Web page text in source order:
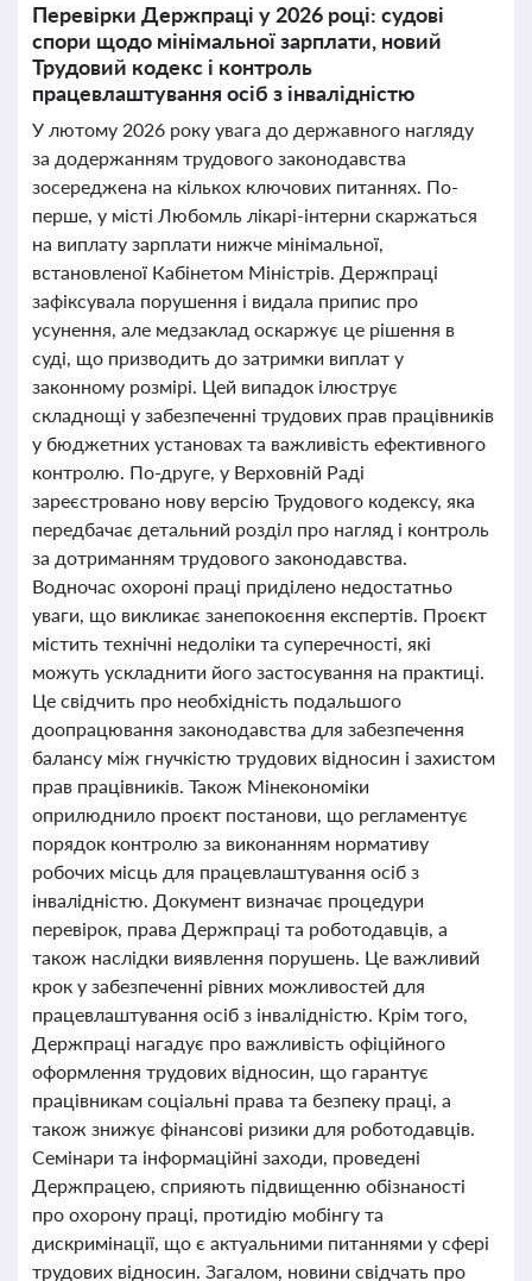
Перевірки Держпраці у 2026 році: судові
спори щодо мінімальної зарплати, новий
Трудовий кодекс і контроль
працевлаштування осіб з інвалідністю
У лютому 2026 року увага до державного нагляду
за додержанням трудового законодавства
зосереджена на кількох ключових питаннях. По-
перше, у місті Любомль лікарі-інтерни скаржаться
на виплату зарплати нижче мінімальної,
встановленої Кабінетом Міністрів. Держпраці
зафіксувала порушення і видала припис про
усунення, але медзаклад оскаржує це рішення в
суді, що призводить до затримки виплат у
законному розмірі. Цей випадок ілюструє
складнощі у забезпеченні трудових прав працівників
у бюджетних установах та важливість ефективного
контролю. По-друге, у Верховній Раді
зареєстровано нову версію Трудового кодексу, яка
передбачає детальний розділ про нагляд і контроль
за дотриманням трудового законодавства.
Водночас охороні праці приділено недостатньо
уваги, що викликає занепокоєння експертів. Проєкт
містить технічні недоліки та суперечності, які
можуть ускладнити його застосування на практиці.
Це свідчить про необхідність подальшого
доопрацювання законодавства для забезпечення
балансу між гнучкістю трудових відносин і захистом
прав працівників. Також Мінекономіки
оприлюднило проєкт постанови, що регламентує
порядок контролю за виконанням нормативу
робочих місць для працевлаштування осіб з
інвалідністю. Документ визначає процедури
перевірок, права Держпраці та роботодавців, а
також наслідки виявлення порушень. Це важливий
крок у забезпеченні рівних можливостей для
працевлаштування осіб з інвалідністю. Крім того,
Держпраці нагадує про важливість офіційного
оформлення трудових відносин, що гарантує
працівникам соціальні права та безпеку праці, а
також знижує фінансові ризики для роботодавців.
Семінари та інформаційні заходи, проведені
Держпрацею, сприяють підвищенню обізнаності
про охорону праці, протидію мобінгу та
дискримінації, що є актуальними питаннями у сфері
трудових відносин. Загалом, новини свідчать про